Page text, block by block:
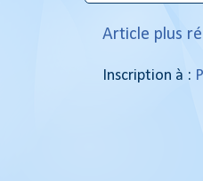
Article plus
Inscription à :